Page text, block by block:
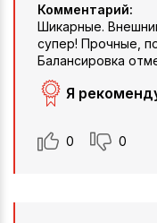
Комментарий:
Шикарные.
супер! Прочные,
Балансировка
Я
0 0